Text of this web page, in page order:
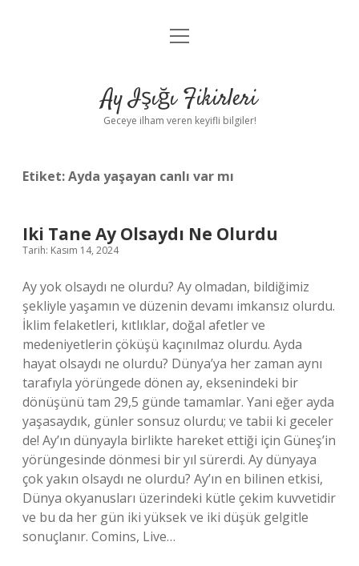
Anasayfa
Yasal Uyarı
menüyü
Ay Işığı Fikirleri
Geceye ilham veren keyifli bilgiler!
Etiket:Ayda yaşayan canlı var mı
Iki Tane Ay Olsaydı Ne Olurdu
Tarih: Kasım 14, 2024
Ay yok olsaydı ne olurdu? Ay olmadan, bildiğimiz
şekliyle yaşamın ve düzenin devamı imkansız olurdu.
İklim felaketleri, kıtlıklar, doğal afetler ve
medeniyetlerin çöküşü kaçınılmaz olurdu. Ayda
hayat olsaydı ne olurdu? Dünya’ya her zaman aynı
tarafıyla yörüngede dönen ay, eksenindeki bir
dönüşünü tam 29,5 günde tamamlar. Yani eğer ayda
yaşasaydık, günler sonsuz olurdu; ve tabii ki geceler
de! Ay’ın dünyayla birlikte hareket ettiği için Güneş’in
yörüngesinde dönmesi bir yıl sürerdi. Ay dünyaya
çok yakın olsaydı ne olurdu? Ay’ın en bilinen etkisi,
Dünya okyanusları üzerindeki kütle çekim kuvvetidir
ve bu da her gün iki yüksek ve iki düşük gelgitle
sonuçlanır. Comins, Live…